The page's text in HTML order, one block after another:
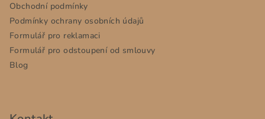
Obchodní podmínky
Podmínky ochrany osobních údajů
Formulář pro reklamaci
Formulář pro odstoupení od smlouvy
Blog